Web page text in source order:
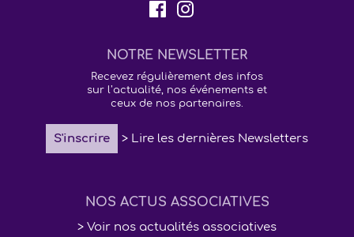
NOTRE NEWSLETTER
Recevez régulièrement des infos
sur l’actualité, nos événements et
ceux de nos partenaires.
S'inscrire > Lire les dernières Newsletters
NOS ACTUS ASSOCIATIVES
> Voir nos actualités associatives